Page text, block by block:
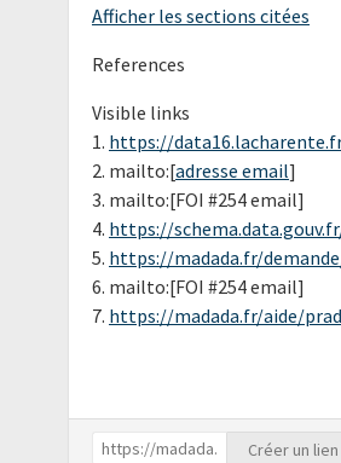
Afficher les sections citées
References
Visible links
1. https://
2. mailto:[adresse email]
3. mailto:[FOI #254 email]
4. https://
5. https://madada.fr/
6. mailto:[FOI #254 email]
7. https://madada.fr/aide/
Créer un